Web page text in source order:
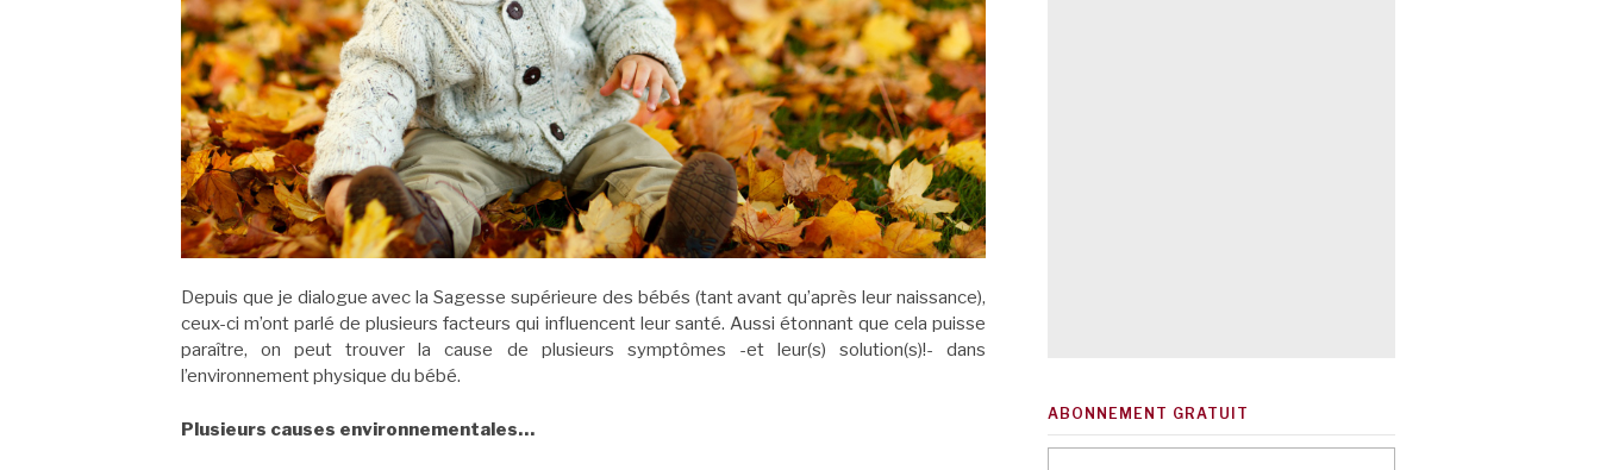
Depuis que je dialogue avec la Sagesse supérieure des bébés (tant avant qu’après leur naissance),
ceux-ci m’ont parlé de plusieurs facteurs qui influencent leur santé. Aussi étonnant que cela puisse
paraître, on peut trouver la cause de plusieurs symptômes -et leur(s) solution(s)!- dans
l’environnement physique du bébé.
Plusieurs causes environnementales…
ABONNEMENT GRATUIT